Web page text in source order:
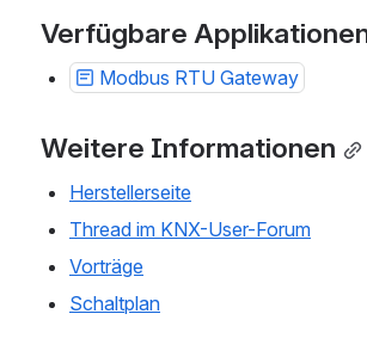
Verfügbare
Modbus RTU Gateway
Weitere Informationen
Herstellerseite
Thread im KNX-User-Forum
Vorträge
Schaltplan